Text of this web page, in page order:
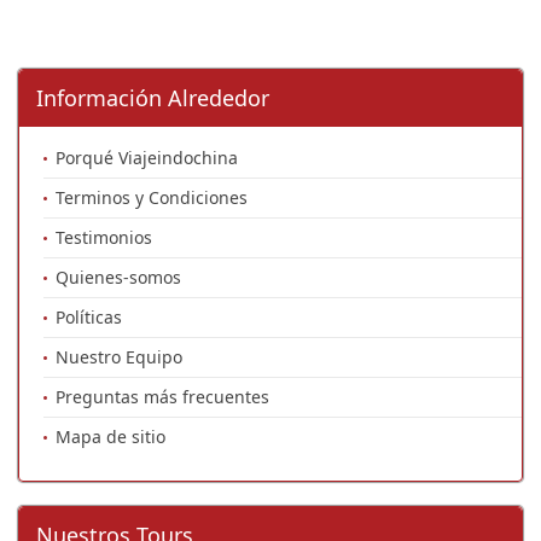
Información Alrededor
Porqué Viajeindochina
Terminos y Condiciones
Testimonios
Quienes-somos
Políticas
Nuestro Equipo
Preguntas más frecuentes
Mapa de sitio
Nuestros Tours